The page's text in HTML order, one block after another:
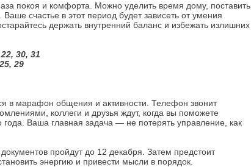
покоя и комфорта. Можно уделить время дому, поставить
Ваше счастье в этот период будет зависеть от умения
держать внутренний баланс и избежать излишних
30, 31
29
в марафон общения и активности. Телефон звонит
коллеги и друзья ждут, когда вы поможете
года. Ваша главная задача — не потерять управление, как
пройдут до 12 декабря. Затем предстоит
энергию и привести мысли в порядок.